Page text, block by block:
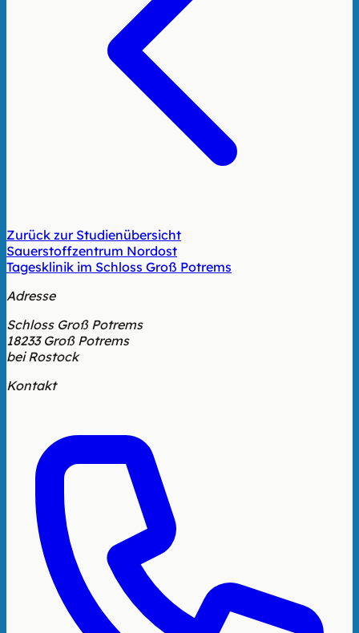
Zurück zur Studienübersicht
Sauerstoffzentrum Nordost
Tagesklinik im Schloss Groß Potrems
Adresse
Schloss Groß Potrems
18233 Groß Potrems
bei Rostock
Kontakt